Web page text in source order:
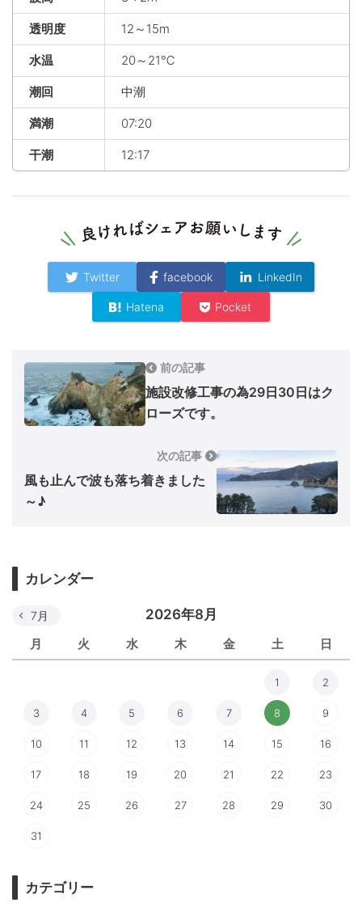
透明度 12～15m
水温 20～21℃
潮回 中潮
満潮 07:20
干潮 12:17
Twitter facebook LinkedIn
Hatena Pocket
前の記事
施設改修工事の為29日30日はク
ローズです。
次の記事
風も止んで波も落ち着きました
～♪
カレンダー
2026年8月
月 火 水 木 金 土 日
7月
1 2
3 4 5 6 7 8 9
10 11 12 13 14 15 16
17 18 19 20 21 22 23
24 25 26 27 28 29 30
31
カテゴリー